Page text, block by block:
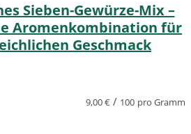
Sieben-Gewürze-Mix –
Aromenkombination für
Geschmack
9,00€ / 100 pro Gramm